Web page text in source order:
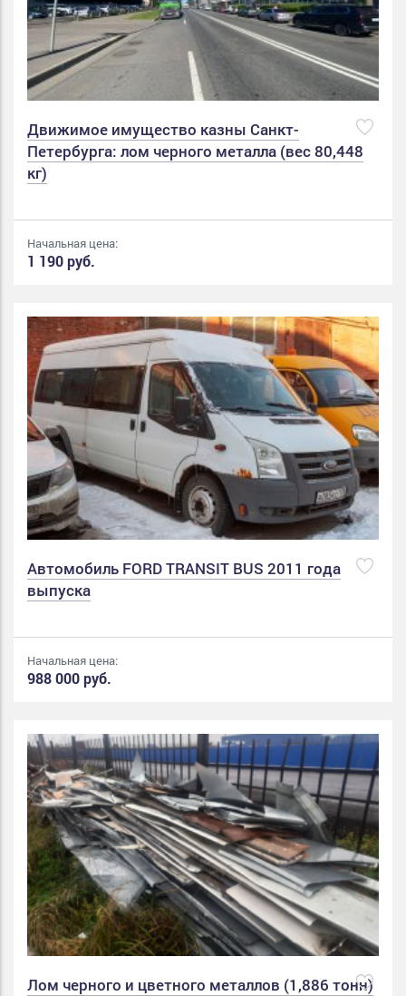
Движимое имущество казны Санкт-
Петербурга: лом черного металла (вес 80,448
кг)
Начальная цена:
1 190 руб.
Автомобиль FORD TRANSIT BUS 2011 года
выпуска
Начальная цена:
988 000 руб.
Лом черного и цветного металлов (1,886 тонн)